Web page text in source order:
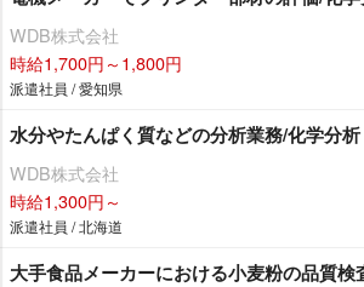
WDB株式会社
時給1,700円～1,800円
派遣社員 / 愛知県
水分やたんぱく質などの分析業務/化学分析
WDB株式会社
時給1,300円～
派遣社員 / 北海道
大手食品メーカーにおける小麦粉の品質検